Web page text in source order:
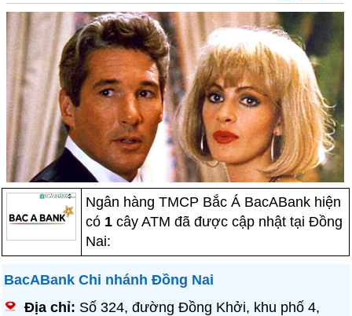
Ngân hàng TMCP Bắc Á BacABank hiện
có 1 cây ATM đã được cập nhật tại Đồng
Nai:
BacABank Chi nhánh Đồng Nai
Địa chỉ: Số 324, đường Đồng Khởi, khu phố 4,